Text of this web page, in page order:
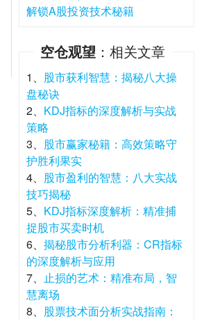
解锁A股投资技术秘籍
空仓观望：相关文章
1、 股市获利智慧：揭秘八大操
盘秘诀
2、 KDJ指标的深度解析与实战
策略
3、 股市赢家秘籍：高效策略守
护胜利果实
4、 股市盈利的智慧：八大实战
技巧揭秘
5、 KDJ指标深度解析：精准捕
捉股市买卖时机
6、 揭秘股市分析利器：CR指标
的深度解析与应用
7、 止损的艺术：精准布局，智
慧离场
8、 股票技术面分析实战指南：